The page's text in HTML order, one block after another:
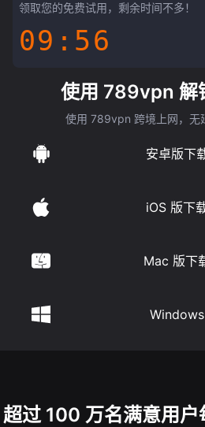
领取您的免费试用，剩余时间不多！
09:55
使用 789vpn 解
使用 789vpn 跨境上网，无
安卓版下
iOS 版下
Mac 版下
Windows
超过 100 万名满意用